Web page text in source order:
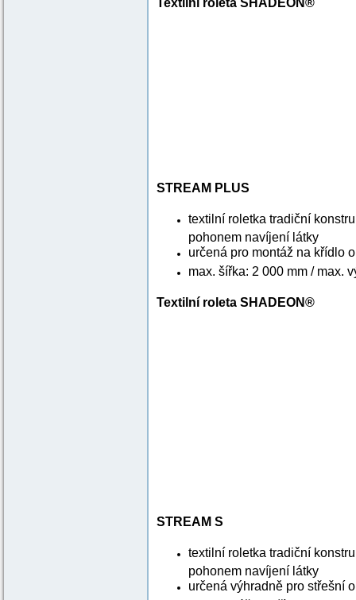
STREAM PLUS
textilní roletka tradiční
pohonem navíjení látky
určená pro montáž na křídlo
max. šířka: 2 000 mm / max.
Textilní roleta SHADEON®
STREAM S
textilní roletka tradiční
pohonem navíjení látky
určená výhradně pro střešní